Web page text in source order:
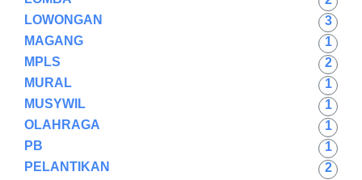
LOWONGAN
3
MAGANG
1
MPLS
2
MURAL
1
MUSYWIL
1
OLAHRAGA
1
PB
1
PELANTIKAN
2